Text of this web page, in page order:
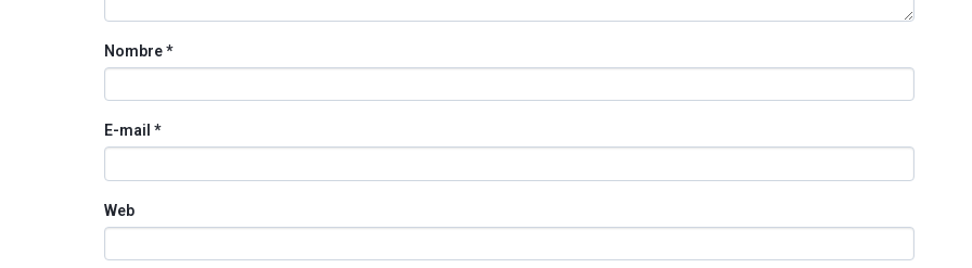
Nombre*
E-mail *
Web